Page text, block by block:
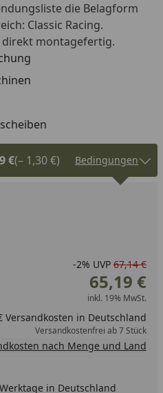
die Belagform
Classic Racing.
direkt montagefertig.
€(– 1,30 €) Bedingungen
verringern
manuell eingeben
um eins erhöhen
-2% UVP 67,14 €
65,19 €
inkl. 19% MwSt.
Versandkosten in Deutschland
Versandkostenfrei ab 7 Stück
nach Menge und Land
in Deutschland